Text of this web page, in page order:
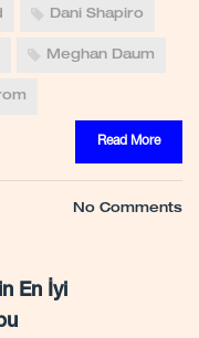
Dani Shapiro
Meghan Daum
Read More
No Comments
En İyi